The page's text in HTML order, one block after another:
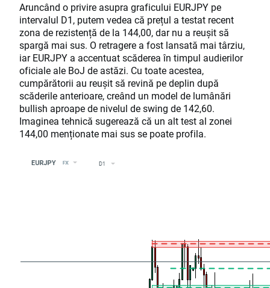
Aruncând o privire asupra graficului EURJPY pe
intervalul D1, putem vedea că prețul a testat recent
zona de rezistență de la 144,00, dar nu a reușit să
spargă mai sus. O retragere a fost lansată mai târziu,
iar EURJPY a accentuat scăderea în timpul audierilor
oficiale ale BoJ de astăzi. Cu toate acestea,
cumpărătorii au reușit să revină pe deplin după
scăderile anterioare, creând un model de lumânări
bullish aproape de nivelul de swing de 142,60.
Imaginea tehnică sugerează că un alt test al zonei
144,00 menționate mai sus se poate profila.